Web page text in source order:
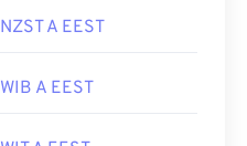
NZST A EEST
WIB A EEST